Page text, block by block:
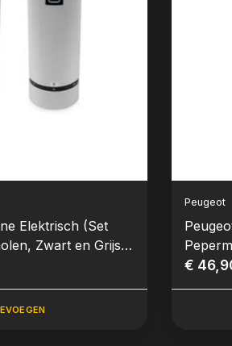
Elektrisch (Set
Zwart en Grijs,
Peugeot
€